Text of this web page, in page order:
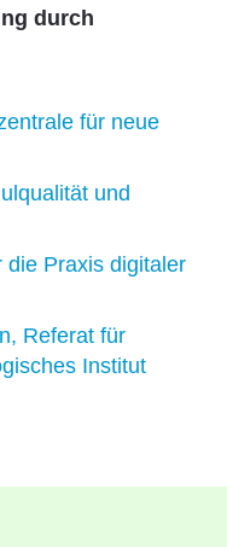
durch
für neue
und
die Praxis digitaler
Referat für
Institut